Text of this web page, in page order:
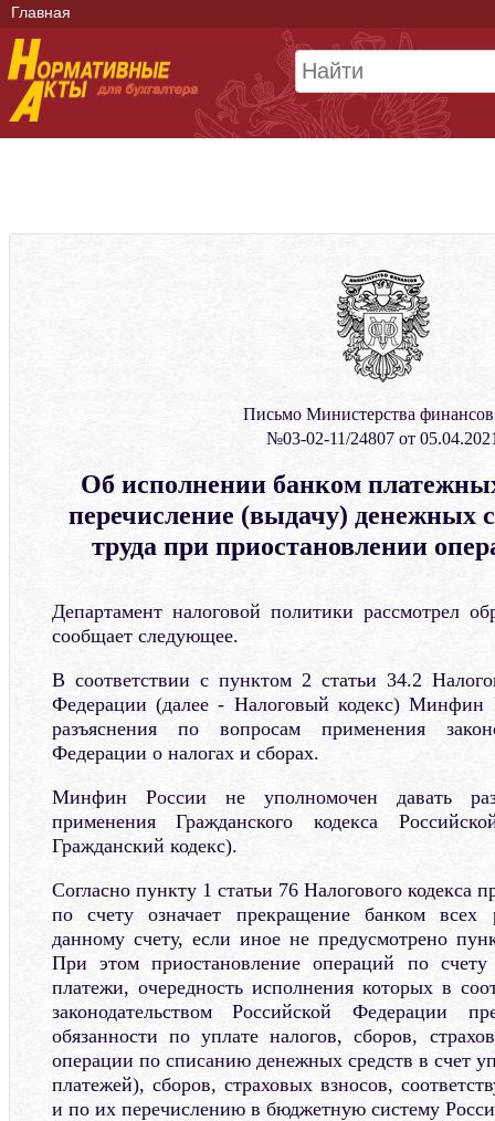
Главная
Письмо Министерства
№03-02-11/24807 от
Об исполнении банком
перечисление (выдачу) денежных
труда при приостановлении
Департамент налоговой политики рассмотрел
сообщает следующее.
В соответствии с пунктом 2 статьи 34.2
Федерации (далее - Налоговый кодекс) Минфин
разъяснения по вопросам применения
Федерации о налогах и сборах.
Минфин России не уполномочен давать
применения Гражданского кодекса
Гражданский кодекс).
Согласно пункту 1 статьи 76 Налогового кодекса
по счету означает прекращение банком всех
данному счету, если иное не предусмотрено
При этом приостановление операций по счету
платежи, очередность исполнения которых в
законодательством Российской Федерации
обязанности по уплате налогов, сборов,
операции по списанию денежных средств в счет
платежей), сборов, страховых взносов,
и по их перечислению в бюджетную систему